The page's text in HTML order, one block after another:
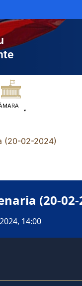
(20-02-2024)
(20-02-
14:00